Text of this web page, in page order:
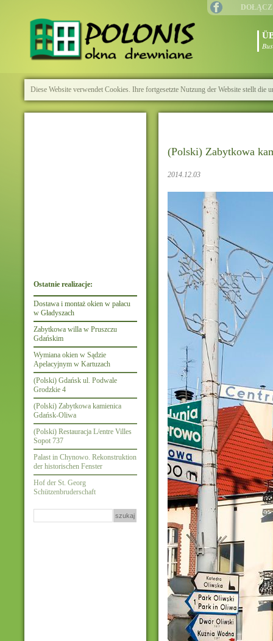
Diese Website verwendet Cookies. Ihre fortgesetzte Nutzung der Website stellt die
Ostatnie realizacje:
Dostawa i montaż okien w pałacu
w Gładyszach
Zabytkowa willa w Pruszczu
Gdańskim
Wymiana okien w Sądzie
Apelacyjnym w Kartuzach
(Polski) Gdańsk ul. Podwale
Grodzkie 4
(Polski) Zabytkowa kamienica
Gdańsk-Oliwa
(Polski) Restauracja L/entre Villes
Sopot 737
Palast in Chynowo. Rekonstruktion
der historischen Fenster
Hof der St. Georg
Schützenbruderschaft
(Polski) Zabytkowa
2014.12.03